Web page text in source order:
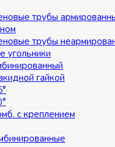
трубы
трубы
угольники
гайкой
с креплением